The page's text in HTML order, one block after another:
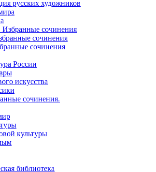
русских художников
Избранные сочинения
сочинения
сочинения
России
искусства
сочинения.
культуры
библиотека